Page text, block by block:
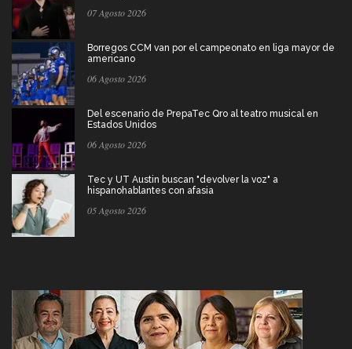
07 Agosto 2026
Borregos CCM van por el campeonato en liga mayor de
americano
06 Agosto 2026
Del escenario de PrepaTec Qro al teatro musical en
Estados Unidos
06 Agosto 2026
Tec y UT Austin buscan "devolver la voz" a
hispanohablantes con afasia
05 Agosto 2026